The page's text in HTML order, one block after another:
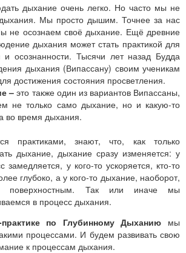
дыхание очень легко. Но часто мы не
Мы просто дышим. Точнее за нас
не осознаем своё дыхание. Ещё древние
дыхания может стать практикой для
и осознанности. Тысячи лет назад Будда
дыхания (Випассану) своим ученикам
достижения состояния просветления.
– это также один из вариантов Випассаны,
не только само дыхание, но и какую-то
во время дыхания.
практиками, знают, что, как только
дыхание, дыхание сразу изменяется: у
замедляется, у кого-то ускоряется, кто-то
глубоко, а у кого-то дыхание, наоборот,
поверхностным. Так или иначе мы
в процесс дыхания.
практике по Глубинному Дыханию мы
процессами. И будем развивать свою
к процессам дыхания.